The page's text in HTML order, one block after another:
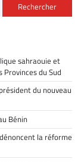
Rechercher
sahraouie et
du Sud
du nouveau
Bénin
la réforme